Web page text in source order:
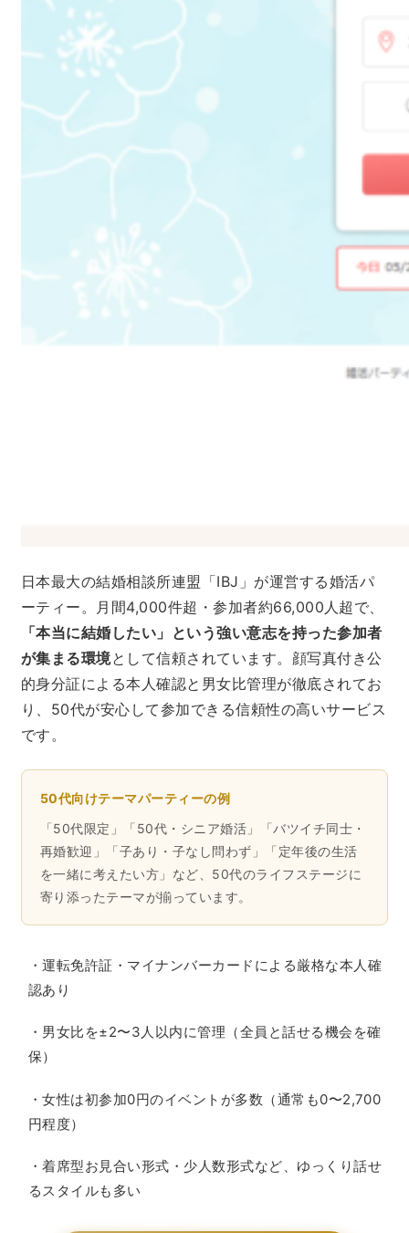
日本最大の結婚相談所連盟「IBJ」が運営する婚活パ
ーティー。月間4,000件超・参加者約66,000人超で、
「本当に結婚したい」という強い意志を持った参加者
が集まる環境として信頼されています。顔写真付き公
的身分証による本人確認と男女比管理が徹底されてお
り、50代が安心して参加できる信頼性の高いサービス
です。
50代向けテーマパーティーの例
「50代限定」「50代・シニア婚活」「バツイチ同士・
再婚歓迎」「子あり・子なし問わず」「定年後の生活
を一緒に考えたい方」など、50代のライフステージに
寄り添ったテーマが揃っています。
・運転免許証・マイナンバーカードによる厳格な本人確
認あり
・男女比を±2〜3人以内に管理（全員と話せる機会を確
保）
・女性は初参加0円のイベントが多数（通常も0〜2,700
円程度）
・着席型お見合い形式・少人数形式など、ゆっくり話せ
るスタイルも多い